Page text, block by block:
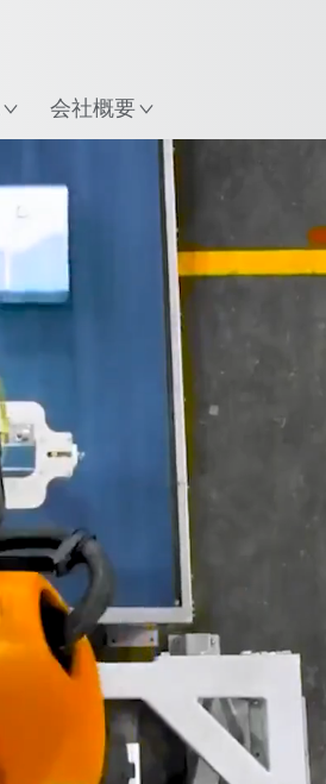
会社概要
用途